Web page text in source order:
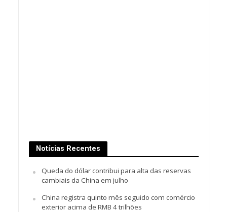
Notícias Recentes
Queda do dólar contribui para alta das reservas
cambiais da China em julho
China registra quinto mês seguido com comércio
exterior acima de RMB 4 trilhões